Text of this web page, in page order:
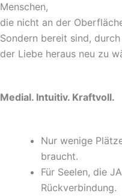
Menschen,
die nicht an der
Sondern bereit sind,
der Liebe heraus neu zu
Medial. Intuitiv. Kraftvoll.
Nur wenige
braucht.
Für Seelen, die
Rückverbindung.